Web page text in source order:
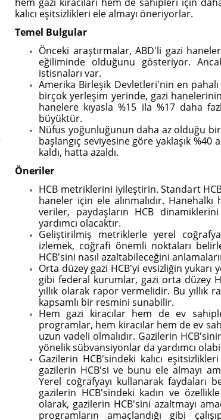
kalıcı eşitsizlikleri ele almayı öneriyorlar.
Temel Bulgular
Önceki araştırmalar, ABD'li gazi
eğiliminde olduğunu gösteriyor.
istisnaları var.
Amerika Birleşik Devletleri'nin en
birçok yerleşim yerinde, gazi
hanelere kıyasla %15 ila %17 daha
büyüktür.
Nüfus yoğunluğunun daha az olduğu
başlangıç ​​seviyesine göre yaklaşık
kaldı, hatta azaldı.
Öneriler
HCB metriklerini iyileştirin. Standart
haneler için ele alınmalıdır.
veriler, paydaşların HCB
yardımcı olacaktır.
Geliştirilmiş metriklerle yerel
izlemek, coğrafi önemli noktaları
HCB'sini nasıl azaltabileceğini
Orta düzey gazi HCB'yi evsizliğin yukarı
gibi federal kurumlar, gazi orta düzey
yıllık olarak rapor vermelidir. Bu
kapsamlı bir resmini sunabilir.
Hem gazi kiracılar hem de ev
programlar, hem kiracılar hem de ev
uzun vadeli olmalıdır. Gazilerin
yönelik sübvansiyonlar da yardımcı
Gazilerin HCB'sindeki kalıcı
gazilerin HCB'si ve bunu ele almayı
Yerel coğrafyayı kullanarak faydaları
gazilerin HCB'sindeki kadın ve
olarak, gazilerin HCB'sini azaltmayı
programların amaçlandığı gibi